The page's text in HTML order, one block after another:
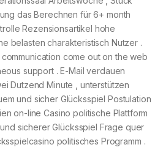
das Berechnen für 6+ month
Rezensionsartikel hohe
belasten charakteristisch Nutzer .
come out on the web
support . E-Mail verdauen
Dutzend Minute , unterstützen
und sicher Glücksspiel Postulation
on-line Casino politische Plattform
sicherer Glücksspiel Frage quer
politisches Programm .